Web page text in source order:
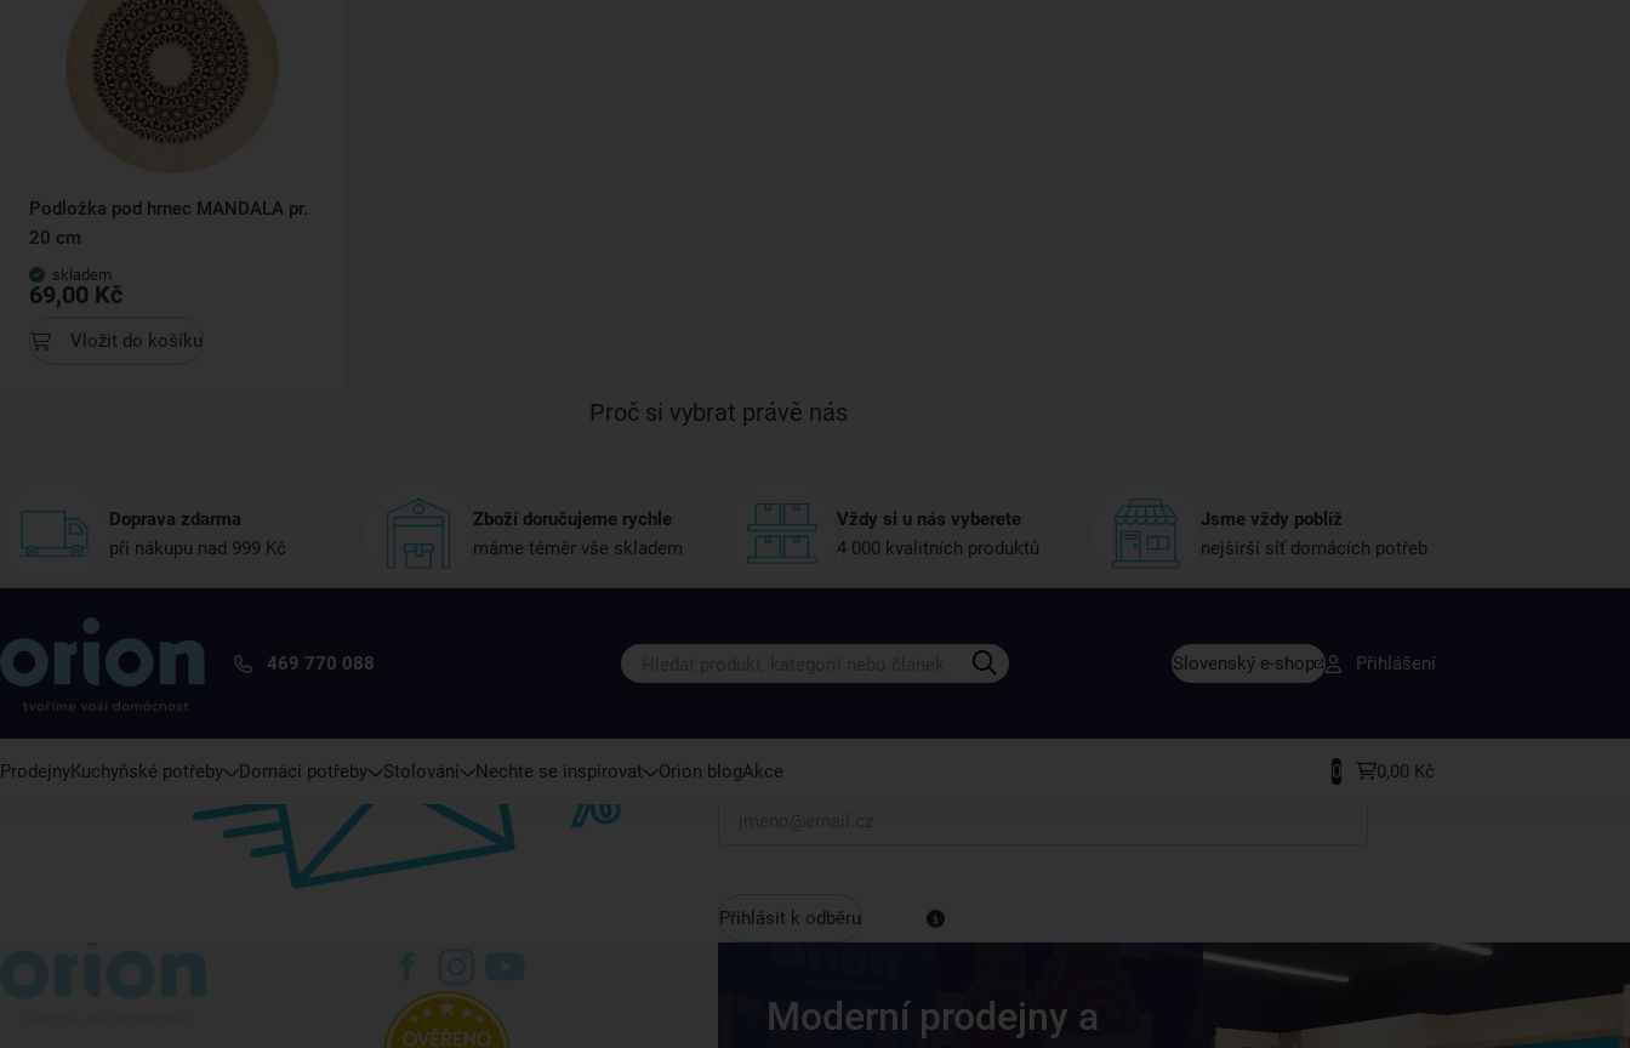
Podložka pod hrnec MANDALA pr.
20 cm
skladem
69,00 Kč
Vložit do košíku
Proč si vybrat právě nás
Doprava zdarma
při nákupu nad 999 Kč
Zboží doručujeme rychle
máme téměr vše skladem
Vždy si u nás vyberete
4 000 kvalitních produktů
Jsme vždy poblíž
nejširší síť domácích potřeb
469 770 088 Slovenský e-shop Přihlášení
ProdejnyKuchyňské potřeby Domácí potřeby Stolování Nechte se inspirovat Orion blogAkce 0 0,00 Kč
Přihlaste se k odběru našeho newsletteru.
Váš e-mail
Přihlásit k odběru
Moderní prodejny a